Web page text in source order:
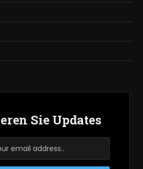
Sie Updates